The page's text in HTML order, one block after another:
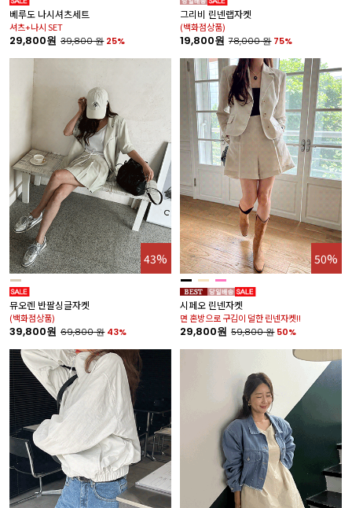
베루도 나시셔츠세트
셔츠+나시 SET
29,800원 39,800원 25%
그리비 린넨랩자켓
(백화점상품)
19,800원 78,000원 75%
43%
뮤오렌 반팔싱글자켓
(백화점상품)
39,800원 69,800원 43%
50%
시페오 린넨자켓
면 혼방으로 구김이 덜한 린넨자켓!!
29,800원 59,800원 50%